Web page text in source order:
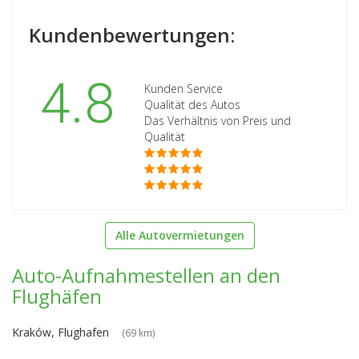
Kundenbewertungen:
4.8
Kunden Service
Qualität des Autos
Das Verhältnis von Preis und
Qualität
Alle Autovermietungen
Auto-Aufnahmestellen an den
Flughäfen
Kraków, Flughafen (69 km)